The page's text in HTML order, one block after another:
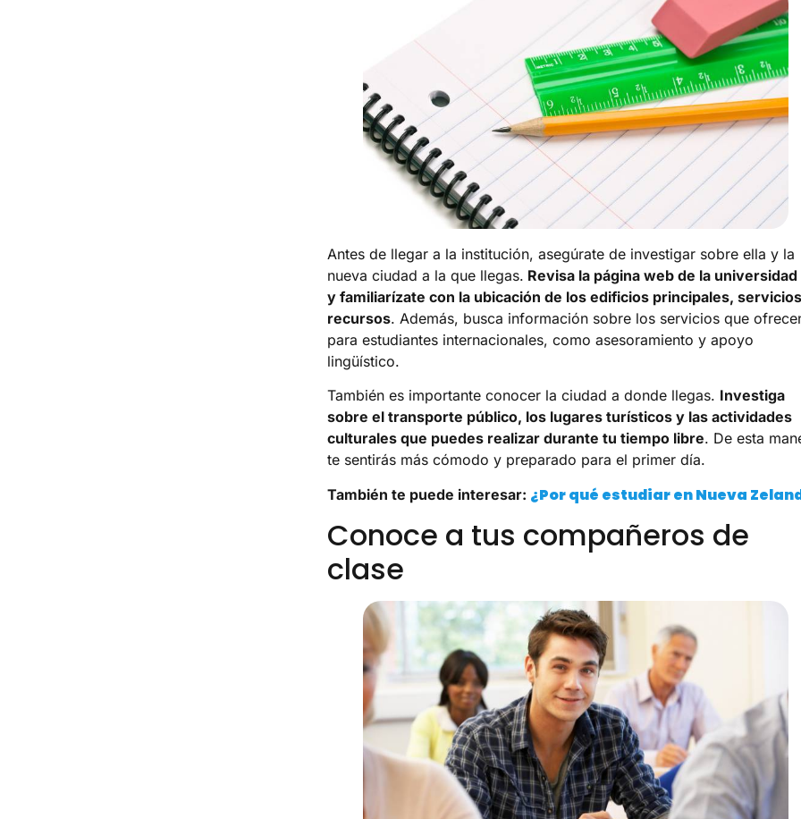
Antes de llegar a la institución, asegúrate de investigar sobre ella y la
nueva ciudad a la que llegas. Revisa la página web de la
y familiarízate con la ubicación de los edificios principales,
recursos. Además, busca información sobre los servicios que
para estudiantes internacionales, como asesoramiento y apoyo
lingüístico.
También es importante conocer la ciudad a donde llegas. Investiga
sobre el transporte público, los lugares turísticos y las actividades
culturales que puedes realizar durante tu tiempo libre. De esta
te sentirás más cómodo y preparado para el primer día.
También te puede interesar: ¿Por qué estudiar en Nueva
Conoce a tus compañeros de
clase